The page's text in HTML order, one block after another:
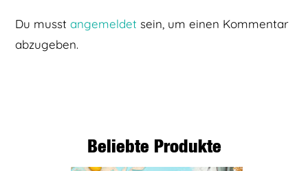
Du musstangemeldet sein, um einen Kommentar
abzugeben.
Beliebte Produkte